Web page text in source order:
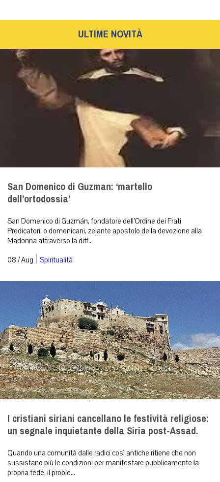
ULTIME NOVITÀ
San Domenico di Guzman: ‘martello
dell’ortodossia’
San Domenico di Guzmán, fondatore dell’Ordine dei Frati
Predicatori, o domenicani, zelante apostolo della devozione alla
Madonna attraverso la diff...
08 / Aug | Spiritualità
I cristiani siriani cancellano le festività religiose:
un segnale inquietante della Siria post-Assad.
Quando una comunità dalle radici così antiche ritiene che non
sussistano più le condizioni per manifestare pubblicamente la
propria fede, il proble...